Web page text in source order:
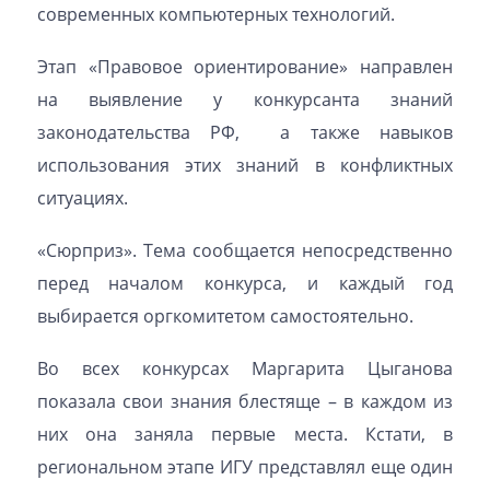
современных компьютерных технологий.
Этап «Правовое ориентирование» направлен
на выявление у конкурсанта знаний
законодательства РФ, а также навыков
использования этих знаний в конфликтных
ситуациях.
«Сюрприз». Тема сообщается непосредственно
перед началом конкурса, и каждый год
выбирается оргкомитетом самостоятельно.
Во всех конкурсах Маргарита Цыганова
показала свои знания блестяще – в каждом из
них она заняла первые места. Кстати, в
региональном этапе ИГУ представлял еще один